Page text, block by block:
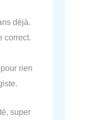
déjà.
correct.
rien
super